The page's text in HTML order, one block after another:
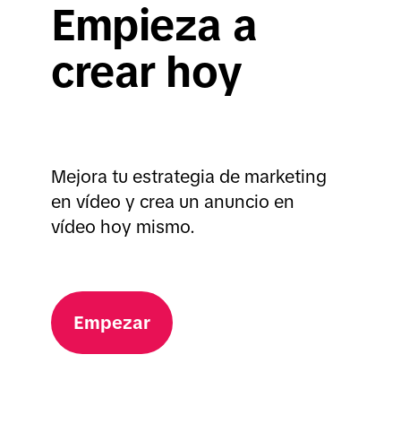
Empieza a
crear hoy
Mejora tu estrategia de marketing
en vídeo y crea un anuncio en
vídeo hoy mismo.
Empezar